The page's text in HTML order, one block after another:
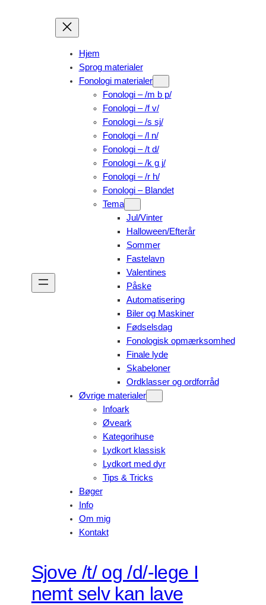
Hjem
Sprog materialer
Fonologi materialer
Fonologi – /m b p/
Fonologi – /f v/
Fonologi – /s sj/
Fonologi – /l n/
Fonologi – /t d/
Fonologi – /k g j/
Fonologi – /r h/
Fonologi – Blandet
Tema
Jul/Vinter
Halloween/Efterår
Sommer
Fastelavn
Valentines
Påske
Automatisering
Biler og Maskiner
Fødselsdag
Fonologisk opmærksomhed
Finale lyde
Skabeloner
Ordklasser og ordforråd
Øvrige materialer
Infoark
Øveark
Kategorihuse
Lydkort klassisk
Lydkort med dyr
Tips & Tricks
Bøger
Info
Om mig
Kontakt
Sjove /t/ og /d/-lege I
nemt selv kan lave